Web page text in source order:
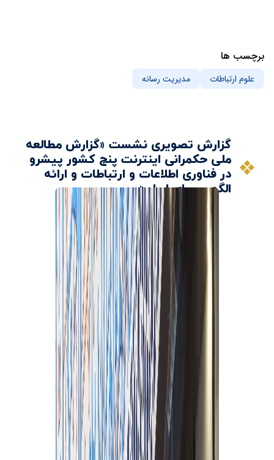
برچسب ها
علوم ارتباطات مدیریت رسانه
گزارش تصویری نشست «گزارش مطالعه
ملی حکمرانی اینترنت پنج کشور پیشرو
در فناوری اطلاعات و ارتباطات و ارائه‌
الگویی برای ایران»